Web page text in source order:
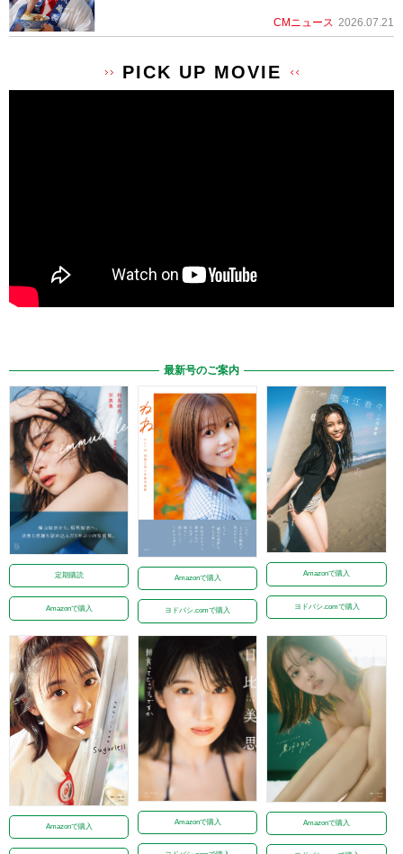
CMニュース 2026.07.21
PICK UP MOVIE
最新号のご案内
定期購読
Amazonで購入
Amazonで購入
ヨドバシ.comで購入
Amazonで購入
ヨドバシ.comで購入
Amazonで購入
Amazonで購入 Amazonで購入